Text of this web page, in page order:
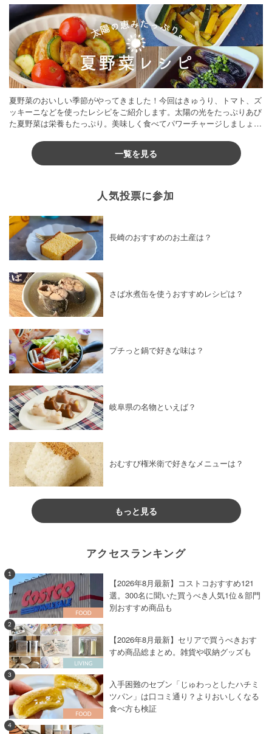
夏野菜のおいしい季節がやってきました！今回はきゅうり、トマト、ズ
ッキーニなどを使ったレシピをご紹介します。太陽の光をたっぷりあび
た夏野菜は栄養もたっぷり。美味しく食べてパワーチャージしましょう
一覧を見る
人気投票に参加
長崎のおすすめのお土産は？
さば水煮缶を使うおすすめレシピは？
プチっと鍋で好きな味は？
岐阜県の名物といえば？
おむすび権米衛で好きなメニューは？
もっと見る
アクセスランキング
1
【2026年8月最新】コストコおすすめ121
選。300名に聞いた買うべき人気1位＆部門
別おすすめ商品も
2
【2026年8月最新】セリアで買うべきおす
すめ商品総まとめ。雑貨や収納グッズも
3
入手困難のセブン「じゅわっとしたハチミ
ツパン」は口コミ通り？よりおいしくなる
食べ方も検証
4